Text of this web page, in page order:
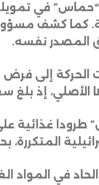
في
المصدر نفسه.
الحركة إلى
العلبة الواحدة 170
غذائية على
في المواد